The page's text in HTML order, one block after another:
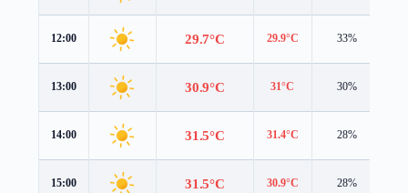
12:00 29.7°C 29.9°C 33%
13:00 30.9°C 31°C 30%
14:00 31.5°C 31.4°C 28%
15:00 31.5°C 30.9°C 28%